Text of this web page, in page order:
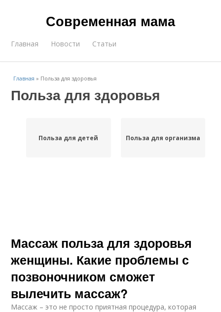
Современная мама
Главная Новости Статьи
Главная » Польза для здоровья
Польза для здоровья
Польза для детей Польза для организма
Массаж польза для здоровья
женщины. Какие проблемы с
позвоночником сможет
вылечить массаж?
Массаж – это не просто приятная процедура, которая